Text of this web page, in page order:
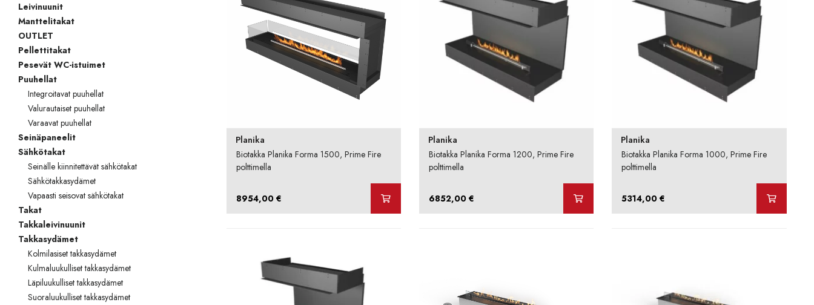
Leivinuunit
Manttelitakat
OUTLET
Pellettitakat
Pesevät WC-istuimet
Puuhellat
Integroitavat puuhellat
Valurautaiset puuhellat
Varaavat puuhellat
Seinäpaneelit
Sähkötakat
Seinälle kiinnitettävät sähkötakat
Sähkötakkasydämet
Vapaasti seisovat sähkötakat
Takat
Takkaleivinuunit
Takkasydämet
Kolmilasiset takkasydämet
Kulmaluukulliset takkasydämet
Läpiluukulliset takkasydämet
Suoraluukulliset takkasydämet
Planika
Biotakka Planika Forma 1500, Prime Fire
polttimella
8954,00 €
Planika
Biotakka Planika Forma 1200, Prime Fire
polttimella
6852,00 €
Planika
Biotakka Planika Forma 1000, Prime Fire
polttimella
5314,00€